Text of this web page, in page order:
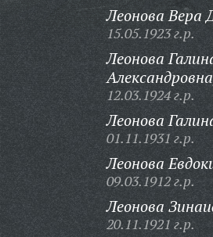
Леонова Вера
15.05.1923 г.р.
Леонова
12.03.1924 г.р.
Леонова
01.11.1931 г.р.
Леонова
09.03.1912 г.р.
Леонова
20.11.1921 г.р.